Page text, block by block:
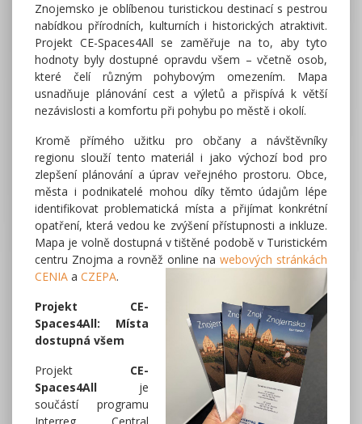
Znojemsko je oblíbenou turistickou destinací s pestrou
nabídkou přírodních, kulturních i historických atraktivit.
Projekt CE-Spaces4All se zaměřuje na to, aby tyto
hodnoty byly dostupné opravdu všem – včetně osob,
které čelí různým pohybovým omezením. Mapa
usnadňuje plánování cest a výletů a přispívá k větší
nezávislosti a komfortu při pohybu po městě i okolí.
Kromě přímého užitku pro občany a návštěvníky
regionu slouží tento materiál i jako výchozí bod pro
zlepšení plánování a úprav veřejného prostoru. Obce,
města i podnikatelé mohou díky těmto údajům lépe
identifikovat problematická místa a přijímat konkrétní
opatření, která vedou ke zvýšení přístupnosti a inkluze.
Mapa je volně dostupná v tištěné podobě v Turistickém
centru Znojma a rovněž online na webových stránkách
CENIA a CZEPA.
Projekt CE-
Spaces4All: Místa
dostupná všem
Projekt CE-
Spaces4All je
součástí programu